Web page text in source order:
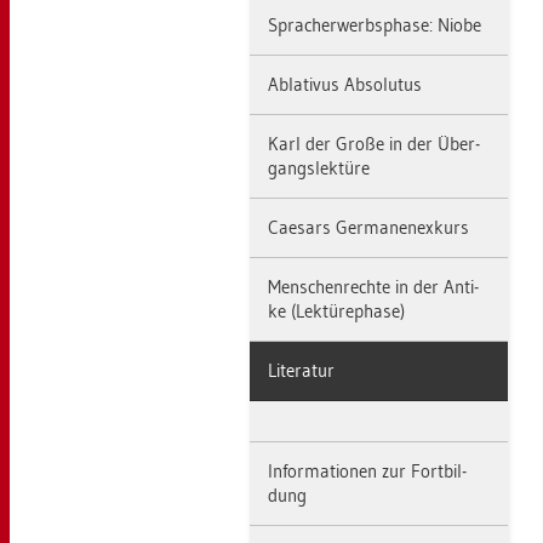
Sprach­er­werbs­pha­se: Niobe
Ab­la­ti­vus Ab­so­lu­tus
Karl der Große in der Über­
gangs­lek­tü­re
Cae­sars Ger­ma­nen­ex­kurs
Men­schen­rech­te in der An­ti­
ke (Lek­tü­re­pha­se)
Li­te­ra­tur
In­for­ma­tio­nen zur Fort­bil­
dung